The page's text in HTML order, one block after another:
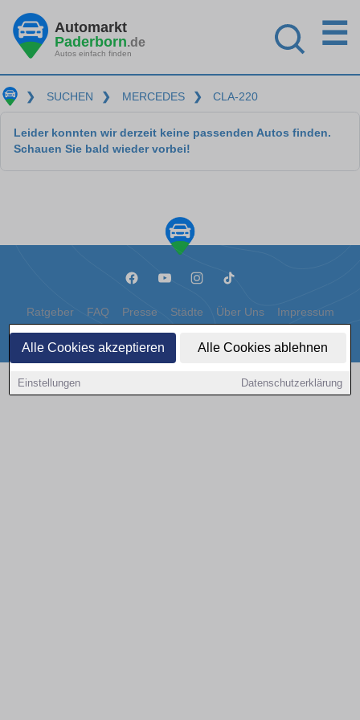
Alle Cookies akzeptieren Alle Cookies ablehnen
Einstellungen Datenschutzerklärung
Automarkt
Paderborn.de
Autos einfach finden
☰
❯ SUCHEN ❯ MERCEDES ❯ CLA-220
Leider konnten wir derzeit keine passenden Autos finden.
Schauen Sie bald wieder vorbei!
Ratgeber FAQ Presse Städte Über Uns Impressum
Datenschutz Cookies
Copyright © 2000 - 2026 | 1A Infosysteme GmbH | Content by: 1a-sites-autos